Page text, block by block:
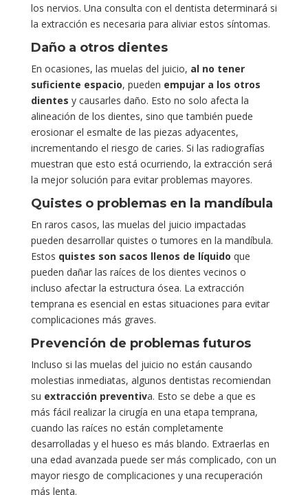
los nervios. Una consulta con el dentista determinará si
la extracción es necesaria para aliviar estos síntomas.
Daño a otros dientes
En ocasiones, las muelas del juicio, al no tener
suficiente espacio, pueden empujar a los otros
dientes y causarles daño. Esto no solo afecta la
alineación de los dientes, sino que también puede
erosionar el esmalte de las piezas adyacentes,
incrementando el riesgo de caries. Si las radiografías
muestran que esto está ocurriendo, la extracción será
la mejor solución para evitar problemas mayores.
Quistes o problemas en la mandíbula
En raros casos, las muelas del juicio impactadas
pueden desarrollar quistes o tumores en la mandíbula.
Estos quistes son sacos llenos de líquido que
pueden dañar las raíces de los dientes vecinos o
incluso afectar la estructura ósea. La extracción
temprana es esencial en estas situaciones para evitar
complicaciones más graves.
Prevención de problemas futuros
Incluso si las muelas del juicio no están causando
molestias inmediatas, algunos dentistas recomiendan
su extracción preventiva. Esto se debe a que es
más fácil realizar la cirugía en una etapa temprana,
cuando las raíces no están completamente
desarrolladas y el hueso es más blando. Extraerlas en
una edad avanzada puede ser más complicado, con un
mayor riesgo de complicaciones y una recuperación
más lenta.